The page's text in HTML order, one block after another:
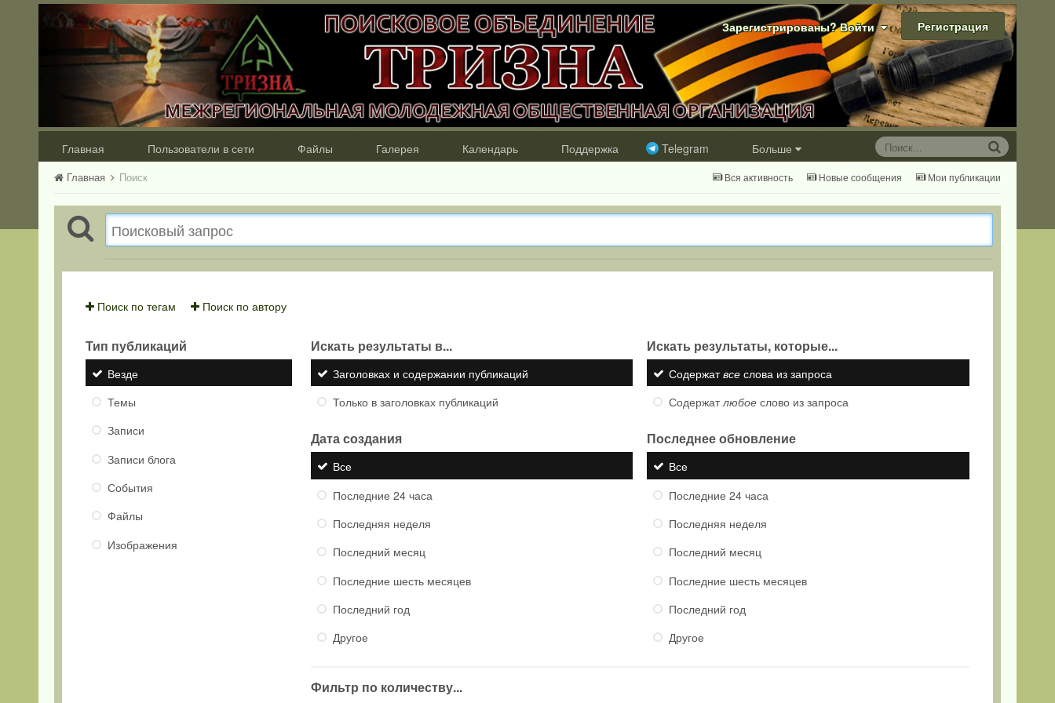
Зарегистрированы? Войти Регистрация
Главная Пользователи в сети Файлы Галерея Календарь Поддержка Telegram Больше
Вся активность Новые сообщения Мои публикации
Главная Поиск
Поиск по тегам Поиск по автору
Тип публикаций
Везде
Темы
Записи
Записи блога
События
Файлы
Изображения
Искать результаты в...
Заголовках и содержании публикаций
Только в заголовках публикаций
Искать результаты, которые...
Содержатвсе слова из запроса
Содержатлюбое слово из запроса
Дата создания
Все
Последние 24 часа
Последняя неделя
Последний месяц
Последние шесть месяцев
Последний год
Другое
Последнее обновление
Все
Последние 24 часа
Последняя неделя
Последний месяц
Последние шесть месяцев
Последний год
Другое
Фильтр по количеству...